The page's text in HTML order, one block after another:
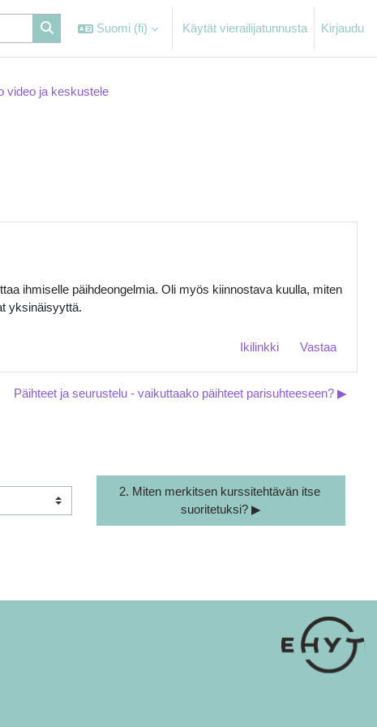
Suomi ‎(fi)‎ Käytät vierailijatunnusta Kirjaudu
video ja keskustele
ihmiselle päihdeongelmia. Oli myös kiinnostava kuulla, miten
yksinäisyyttä.
Ikilinkki Vastaa
Päihteet ja seurustelu - vaikuttaako päihteet parisuhteeseen? ▶︎
2. Miten merkitsen kurssitehtävän itse
suoritetuksi? ▶︎